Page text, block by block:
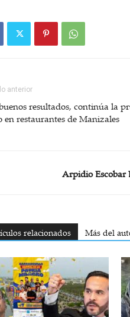
anterior
resultados, continúa la
en restaurantes de Manizales
Arpidio Escobar
relacionados Más del